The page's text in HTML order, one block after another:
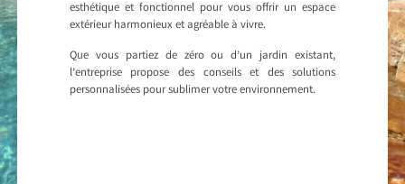
esthétique et fonctionnel pour vous offrir un espace
extérieur harmonieux et agréable à vivre.
Que vous partiez de zéro ou d’un jardin existant,
l’entreprise propose des conseils et des solutions
personnalisées pour sublimer votre environnement.